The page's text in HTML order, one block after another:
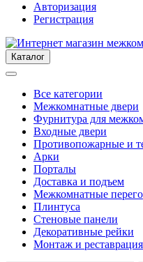
Авторизация
Регистрация
Каталог
Все категории
Межкомнатные двери
Фурнитура для
Входные двери
Противопожарные и
Арки
Порталы
Доставка и подъем
Межкомнатные
Плинтуса
Стеновые панели
Декоративные рейки
Монтаж и реставрация